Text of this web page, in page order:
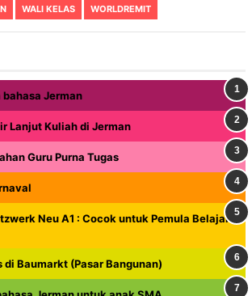
WALI KELAS WORLDREMIT
Jerman
Lanjut Kuliah di Jerman
Guru Purna Tugas
Neu A1 : Cocok untuk Pemula Belajar
Baumarkt (Pasar Bangunan)